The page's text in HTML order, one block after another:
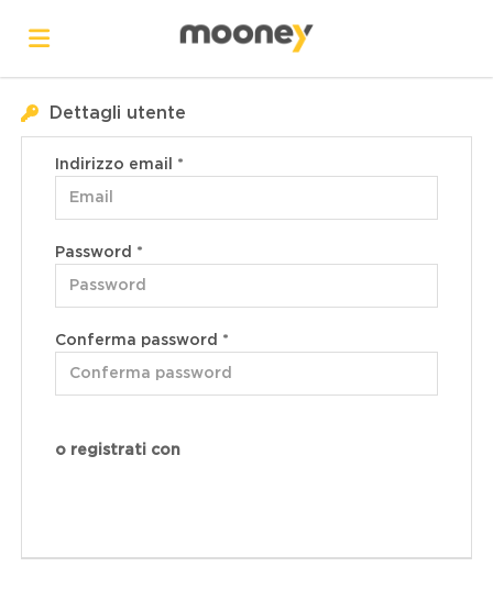
Home
Offerte
di
lavoro
Carica
il
Login
Dettagli utente
Indirizzo email *
Password *
Conferma password *
o registrati con